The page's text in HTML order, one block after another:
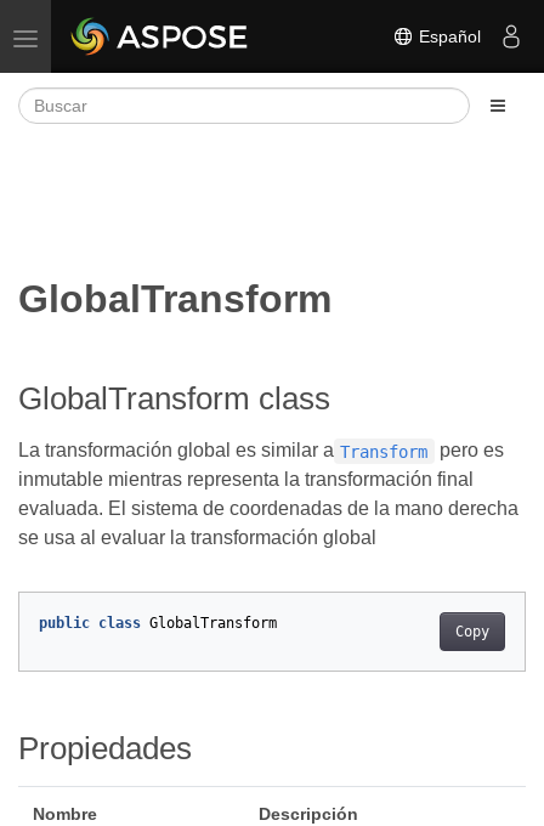
Alternar navegación Español
GlobalTransform
GlobalTransform class
La transformación global es similar a Transform
pero es
inmutable mientras representa la transformación final
evaluada. El sistema de coordenadas de la mano derecha
se usa al evaluar la transformación global
Copy
public class GlobalTransform
Propiedades
Nombre Descripción